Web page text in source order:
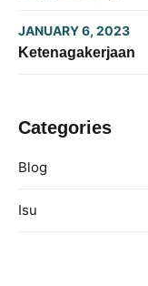
JANUARY 6, 2023
Ketenagakerjaan
Categories
Blog
Isu